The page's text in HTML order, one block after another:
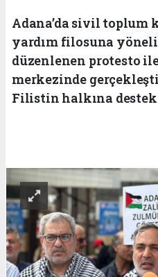
Adana’da sivil toplum
yardım filosuna
düzenlenen protesto
merkezinde
Filistin halkına